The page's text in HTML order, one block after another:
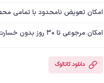
امکان تعویض نامحدود با تمامی
امکان مرجوعی تا 30 روز بدون خسارت
دانلود کاتالوگ